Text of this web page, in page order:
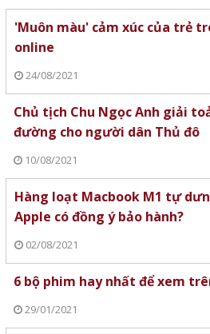
'Muôn màu' cảm xúc của trẻ
online
24/08/2021
Chủ tịch Chu Ngọc Anh giải
đường cho người dân Thủ đô
10/08/2021
Hàng loạt Macbook M1 tự
Apple có đồng ý bảo hành?
02/08/2021
6 bộ phim hay nhất để xem
29/01/2021